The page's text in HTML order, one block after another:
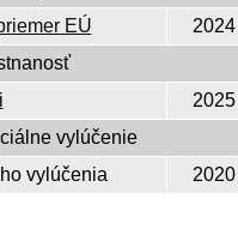
EÚ
2024
2025
vylúčenie
vylúčenia
2020